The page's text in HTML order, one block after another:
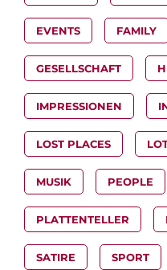
EVENTS FAMILY
GESELLSCHAFT
IMPRESSIONEN
LOST PLACES
MUSIK PEOPLE
PLATTENTELLER
SATIRE SPORT